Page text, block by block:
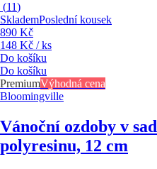
(11)
SklademPoslední kousek
890 Kč
148 Kč / ks
Do košíku
Do košíku
PremiumVýhodná cena
Bloomingville
Vánoční ozdoby v
polyresinu, 12 cm